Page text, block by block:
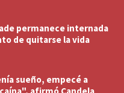
permanece internada
de quitarse la vida
sueño, empecé a